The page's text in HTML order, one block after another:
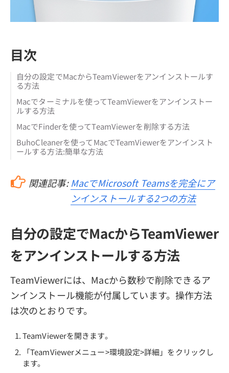
目次
自分の設定でMacからTeamViewerをアンインストールす
る方法
Macでターミナルを使ってTeamViewerをアンインストー
ルする方法
MacでFinderを使ってTeamViewerを削除する方法
BuhoCleanerを使ってMacでTeamViewerをアンインスト
ールする方法:簡単な方法
関連記事: MacでMicrosoft Teamsを完全にア
ンインストールする2つの方法
自分の設定でMacからTeamViewer
をアンインストールする方法
TeamViewerには、Macから数秒で削除できるア
ンインストール機能が付属しています。操作方法
は次のとおりです。
TeamViewerを開きます。
「TeamViewerメニュー>環境設定>詳細」をクリックし
ます。